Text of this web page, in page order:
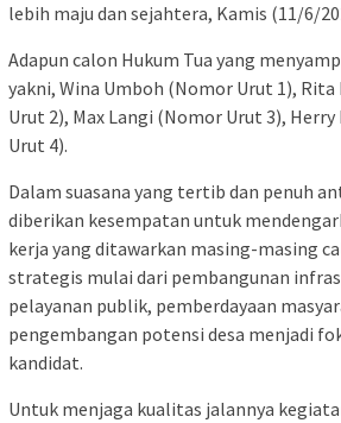
lebih maju dan sejahtera, Kamis (11/6/
Adapun calon Hukum Tua yang
yakni, Wina Umboh (Nomor Urut 1),
Urut 2), Max Langi (Nomor Urut 3),
Urut 4).
Dalam suasana yang tertib dan penuh
diberikan kesempatan untuk
kerja yang ditawarkan masing-masing
strategis mulai dari pembangunan
pelayanan publik, pemberdayaan
pengembangan potensi desa menjadi
kandidat.
Untuk menjaga kualitas jalannya